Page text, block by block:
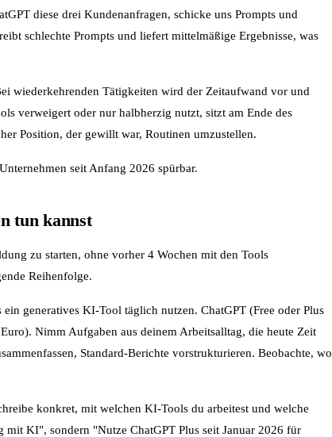
diese drei Kundenanfragen, schicke uns Prompts und
schlechte Prompts und liefert mittelmäßige Ergebnisse, was
wiederkehrenden Tätigkeiten wird der Zeitaufwand vor und
verweigert oder nur halbherzig nutzt, sitzt am Ende des
Position, der gewillt war, Routinen umzustellen.
seit Anfang 2026 spürbar.
tun kannst
zu starten, ohne vorher 4 Wochen mit den Tools
Reihenfolge.
generatives KI-Tool täglich nutzen. ChatGPT (Free oder Plus
Nimm Aufgaben aus deinem Arbeitsalltag, die heute Zeit
Standard-Berichte vorstrukturieren. Beobachte, wo
konkret, mit welchen KI-Tools du arbeitest und welche
KI", sondern "Nutze ChatGPT Plus seit Januar 2026 für